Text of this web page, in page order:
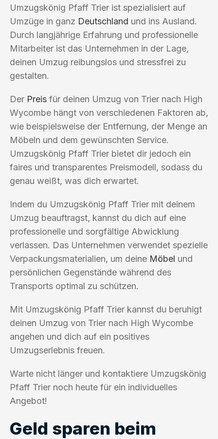
Umzugskönig Pfaff Trier ist spezialisiert auf
Umzüge in ganz Deutschland und ins Ausland.
Durch langjährige Erfahrung und professionelle
Mitarbeiter ist das Unternehmen in der Lage,
deinen Umzug reibungslos und stressfrei zu
gestalten.
Der Preis für deinen Umzug von Trier nach High
Wycombe hängt von verschiedenen Faktoren ab,
wie beispielsweise der Entfernung, der Menge an
Möbeln und dem gewünschten Service.
Umzugskönig Pfaff Trier bietet dir jedoch ein
faires und transparentes Preismodell, sodass du
genau weißt, was dich erwartet.
Indem du Umzugskönig Pfaff Trier mit deinem
Umzug beauftragst, kannst du dich auf eine
professionelle und sorgfältige Abwicklung
verlassen. Das Unternehmen verwendet spezielle
Verpackungsmaterialien, um deine Möbel und
persönlichen Gegenstände während des
Transports optimal zu schützen.
Mit Umzugskönig Pfaff Trier kannst du beruhigt
deinen Umzug von Trier nach High Wycombe
angehen und dich auf ein positives
Umzugserlebnis freuen.
Warte nicht länger und kontaktiere Umzugskönig
Pfaff Trier noch heute für ein individuelles
Angebot!
Geld sparen beim